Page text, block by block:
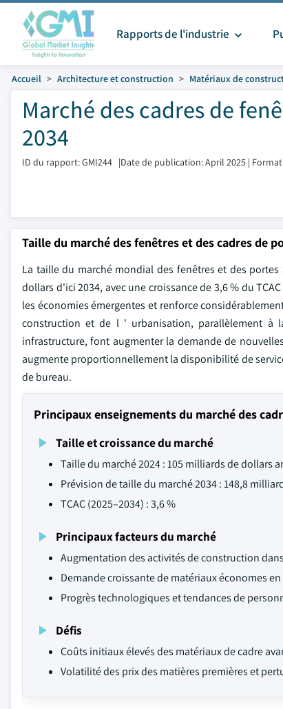
Rapports de l'industrie
Accueil Architecture et construction Matériaux de
Marché des cadres de
2034
ID du rapport: GMI244 |Date de publication: April 2025 |
Taille du marché des fenêtres et des cadres de
La taille du marché mondial des fenêtres et des
dollars d'ici 2034, avec une croissance de 3,6 % du
les économies émergentes et renforce
construction et de l ' urbanisation, parallèlement à
infrastructure, font augmenter la demande de
augmente proportionnellement la disponibilité de
de bureau.
Principaux enseignements du marché des
Taille et croissance du marché
Taille du marché 2024 : 105 milliards de dollars
Prévision de taille du marché 2034 : 148,8
TCAC (2025–2034) : 3,6 %
Principaux facteurs du marché
Augmentation des activités de construction
Demande croissante de matériaux économes
Progrès technologiques et tendances de
Défis
Coûts initiaux élevés des matériaux de cadre
Volatilité des prix des matières premières et